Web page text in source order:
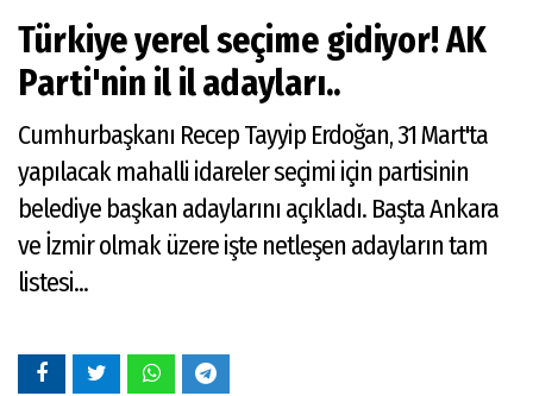
Günün
Haberleri
Biyografiler
Etkinlikler
İlkeleri
Türkiye yerel seçime gidiyor! AK
Parti'nin il il adayları..
Cumhurbaşkanı Recep Tayyip Erdoğan, 31 Mart'ta
yapılacak mahalli idareler seçimi için partisinin
belediye başkan adaylarını açıkladı. Başta Ankara
ve İzmir olmak üzere işte netleşen adayların tam
listesi...